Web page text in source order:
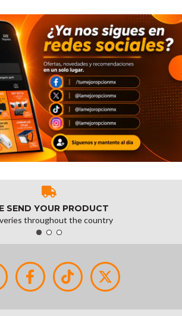
SEND YOUR PRODUCT
throughout the country